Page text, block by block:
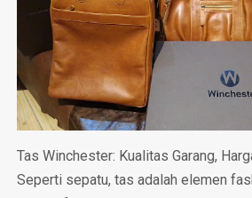
Tas Winchester: Kualitas Garang,
Seperti sepatu, tas adalah elemen